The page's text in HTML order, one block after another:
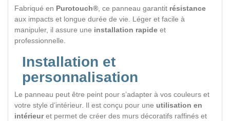
Fabriqué en Purotouch®, ce panneau garantit résistance
aux impacts et longue durée de vie. Léger et facile à
manipuler, il assure une installation rapide et
professionnelle.
Installation et
personnalisation
Le panneau peut être peint pour s’adapter à vos couleurs et
votre style d’intérieur. Il est conçu pour une utilisation en
intérieuret permet de créer des murs décoratifs raffinés et